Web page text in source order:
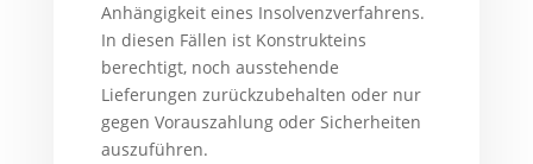
Anhängigkeit eines Insolvenzverfahrens.
In diesen Fällen ist Konstrukteins
berechtigt, noch ausstehende
Lieferungen zurückzubehalten oder nur
gegen Vorauszahlung oder Sicherheiten
auszuführen.